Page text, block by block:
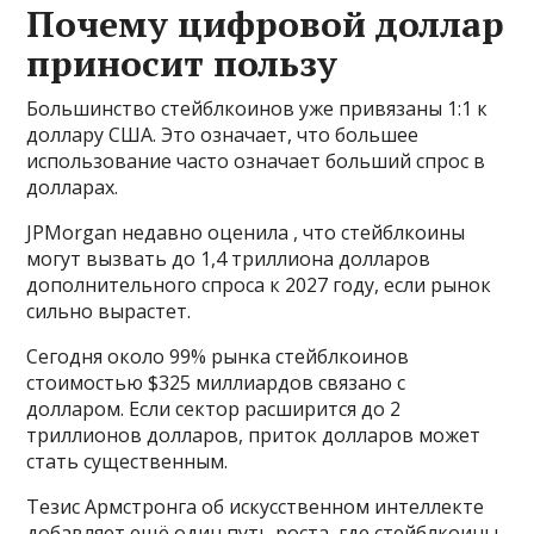
Почему цифровой доллар
приносит пользу
Большинство стейблкоинов уже привязаны 1:1 к
доллару США. Это означает, что большее
использование часто означает больший спрос в
долларах.
JPMorgan недавно оценила , что стейблкоины
могут вызвать до 1,4 триллиона долларов
дополнительного спроса к 2027 году, если рынок
сильно вырастет.
Сегодня около 99% рынка стейблкоинов
стоимостью $325 миллиардов связано с
долларом. Если сектор расширится до 2
триллионов долларов, приток долларов может
стать существенным.
Тезис Армстронга об искусственном интеллекте